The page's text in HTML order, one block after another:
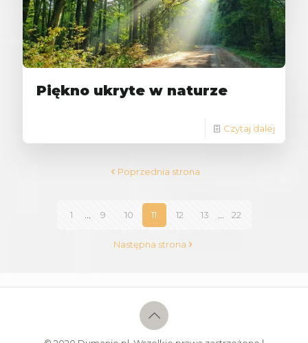
Piękno ukryte w naturze
Czytaj dalej
Poprzednia strona
1 9 10 11 12 13 22
Następna strona